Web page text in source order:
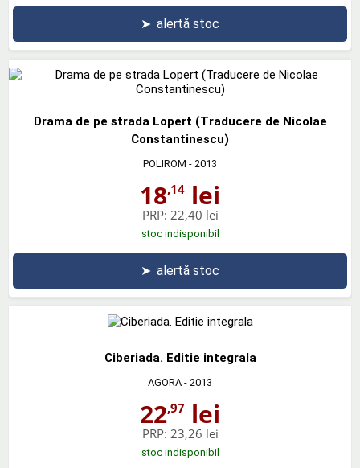
➤ alertă stoc
Drama de pe strada Lopert (Traducere de Nicolae
Constantinescu)
POLIROM - 2013
18,14 lei
PRP: 22,40 lei
stoc indisponibil
➤ alertă stoc
Ciberiada. Editie integrala
AGORA - 2013
22,97 lei
PRP: 23,26 lei
stoc indisponibil